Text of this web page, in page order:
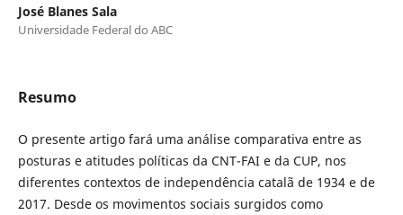
José Blanes Sala
Universidade Federal do ABC
Resumo
O presente artigo fará uma análise comparativa entre as
posturas e atitudes políticas da CNT-FAI e da CUP, nos
diferentes contextos de independência catalã de 1934 e de
2017. Desde os movimentos sociais surgidos como